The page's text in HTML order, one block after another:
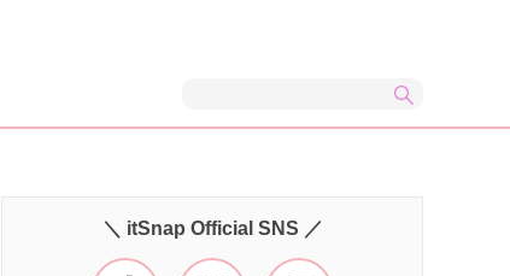
＼ itSnap Official SNS ／